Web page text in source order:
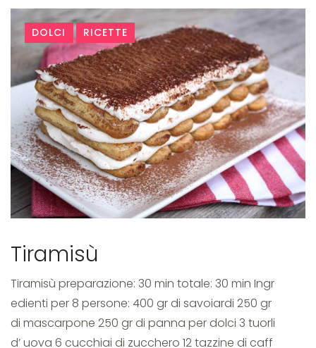
DOLCI RICETTE
Tiramisù
Tiramisù preparazione: 30 min totale: 30 min Ingr
edienti per 8 persone: 400 gr di savoiardi 250 gr
di mascarpone 250 gr di panna per dolci 3 tuorli
d’ uova 6 cucchiai di zucchero 12 tazzine di caff